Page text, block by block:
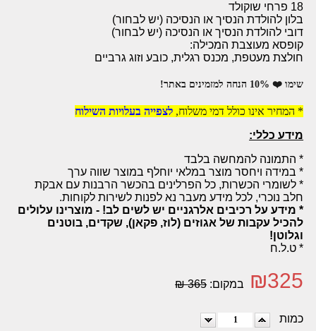
18 פרחי שוקולד
בלון להולדת הנסיך או הנסיכה (יש לבחור)
דובי להולדת הנסיך או הנסיכה (יש לבחור)
קופסא מעוצבת המכילה:
חולצת מעטפת, מכנס רגלית, כובע וזוג גרביים
שימו ❤️ 10% הנחה למזמינים באתר!
* המחיר אינו כולל דמי משלוח, לצפייה בעלויות השילוח
מידע כללי:
* התמונה להמחשה בלבד
* במידה ויחסר מוצר במלאי יוחלף במוצר שווה ערך
* לשומרי הכשרות, כל הפרלינים בהכשר הרבנות עם אבקת
חלב נוכרי, לכל מידע מעבר נא לפנות לשירות לקוחות.
* מידע על רכיבים אלרגניים יש לשים לב! - מוצרינו עלולים
להכיל עקבות של אגוזים (לוז, פקאן), שקדים, בוטנים
וגלוטן!
* ט.ל.ח
₪325 במקום: 365 ₪
כמות